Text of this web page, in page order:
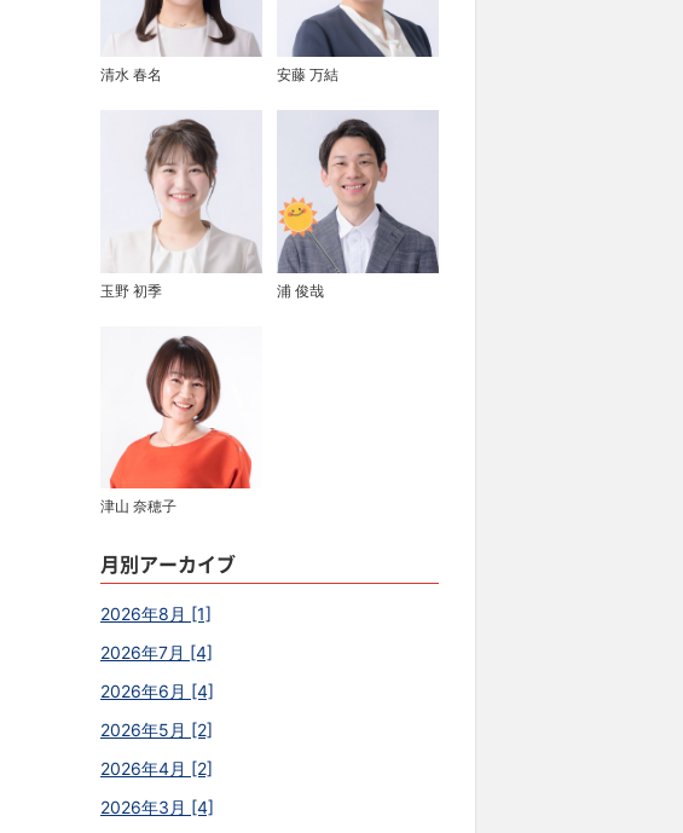
清水 春名 安藤 万結
玉野 初季 浦 俊哉
津山 奈穂子
月別アーカイブ
2026年8月 [1]
2026年7月 [4]
2026年6月 [4]
2026年5月 [2]
2026年4月 [2]
2026年3月 [4]